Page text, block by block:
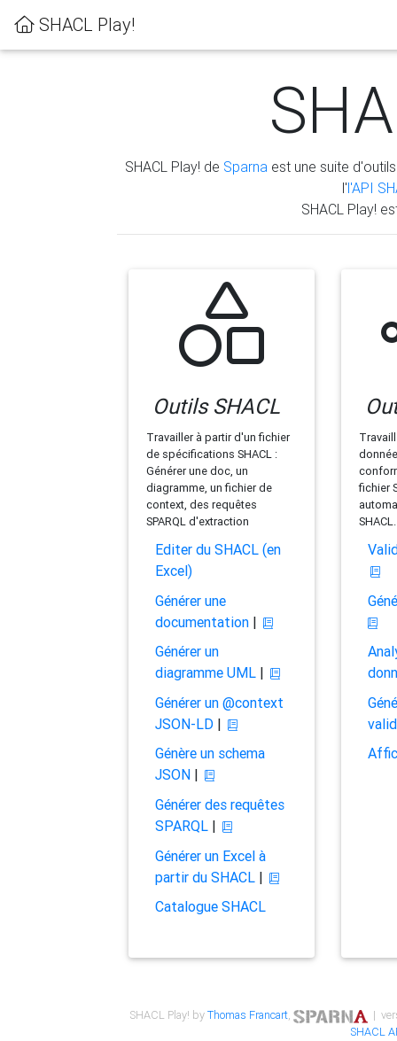
SHACL Play!
SHACL Play! de Sparna est une suite
l'l'API
SHACL Play!
Outils SHACL
Travailler à partir d'un fichier
de spécifications SHACL :
Générer une doc, un
diagramme, un fichier de
context, des requêtes
SPARQL d'extraction
Editer du SHACL (en
Excel)
Générer une
documentation|
Générer un
diagramme UML|
Générer un @context
JSON-LD|
Génère un schema
JSON|
Générer des requêtes
SPARQL|
Générer un Excel à
partir du SHACL|
Catalogue SHACL
fichier
SHACL.
SHACL Play! byThomas Francart,
|
SHACL